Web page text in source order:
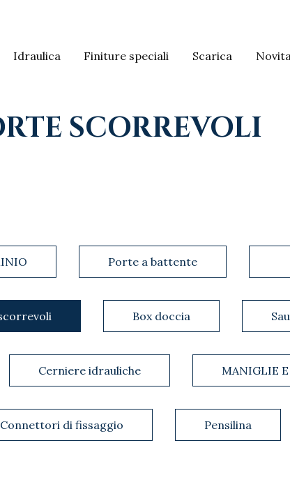
Idraulica Finiture speciali Scarica
SCORREVOLI
Porte a battente
Box doccia
Cerniere idrauliche MANIGLIE
Connettori di fissaggio Pensilina